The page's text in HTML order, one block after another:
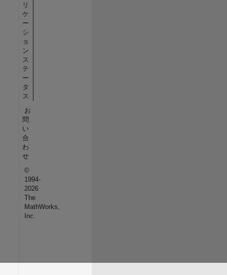
リ
ケ
ー
シ
ョ
ン
ス
テ
ー
タ
ス
お
問
い
合
わ
せ
©
1994-
2026
The
MathWorks,
Inc.